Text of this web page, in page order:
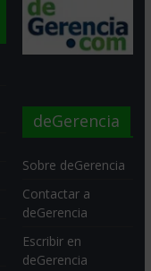
deGerencia
Sobre deGerencia
Contactar a
deGerencia
Escribir en
deGerencia